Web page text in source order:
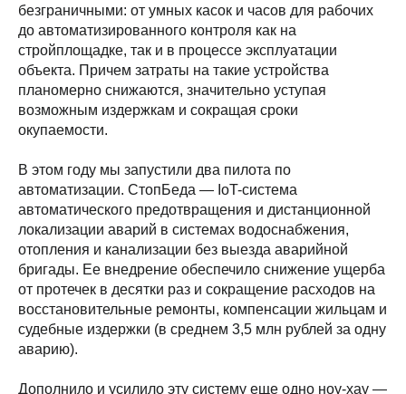
безграничными: от умных касок и часов для рабочих
до автоматизированного контроля как на
стройплощадке, так и в процессе эксплуатации
объекта. Причем затраты на такие устройства
планомерно снижаются, значительно уступая
возможным издержкам и сокращая сроки
окупаемости.
В этом году мы запустили два пилота по
автоматизации. СтопБеда — IoT-система
автоматического предотвращения и дистанционной
локализации аварий в системах водоснабжения,
отопления и канализации без выезда аварийной
бригады. Ее внедрение обеспечило снижение ущерба
от протечек в десятки раз и сокращение расходов на
восстановительные ремонты, компенсации жильцам и
судебные издержки (в среднем 3,5 млн рублей за одну
аварию).
Дополнило и усилило эту систему еще одно ноу-хау —